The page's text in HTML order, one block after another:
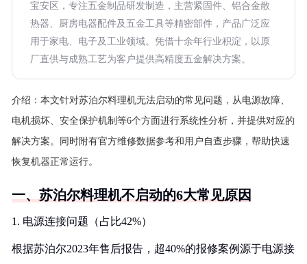
宝安区，专注五金制品研发制造，主营紧固件、铝合金散
热器、厨房电器配件及五金工具等精密部件，产品广泛应
用于家电、电子及工业领域。凭借十余年行业积淀，以原
厂直供与成熟工艺为客户提供高精度五金解决方案。
介绍： 本文针对苏泊尔料理机无法启动的常见问题，从电源故障、
电机损坏、安全保护机制等6个方面进行系统性分析，并提供对应的
解决方案。同时附有官方维修数据参考和用户自查步骤，帮助快速
恢复机器正常运行。
一、苏泊尔料理机不启动的6大常见原因
1. 电源连接问题（占比42%）
根据苏泊尔2023年售后报告，超40%的报修案例源于电源接